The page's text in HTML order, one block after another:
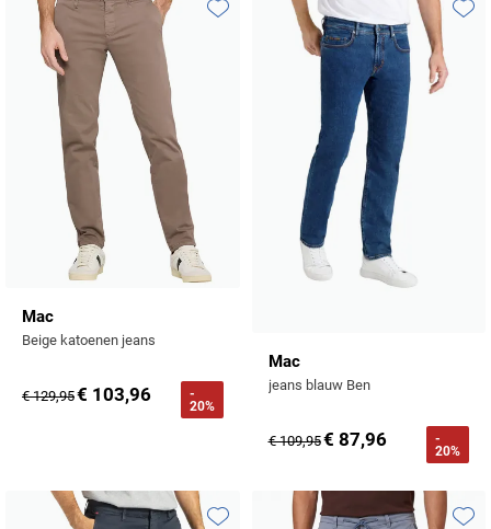
Tommy Hilfiger
Tramarossa
Vanguard
William Lockie
Alle Merken
Mac
Beige katoenen jeans
€ 129,95€ 103,96
-
20%
Toevoegen aan favorieten
Mac
jeans blauw Ben
€ 109,95€ 87,96
-
20%